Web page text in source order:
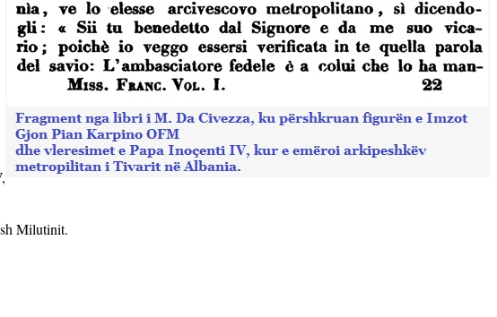
Milutinit.